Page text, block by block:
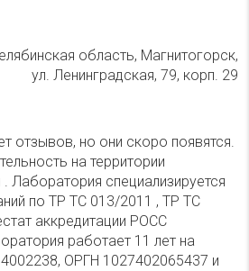
область, Магнитогорск,
ул. Ленинградская, 79, корп. 29
отзывов, но они скоро появятся.
на территории
Лаборатория специализируется
по ТР ТС 013/2011 , ТР ТС
аккредитации РОСС
работает 11 лет на
ОРГН 1027402065437 и